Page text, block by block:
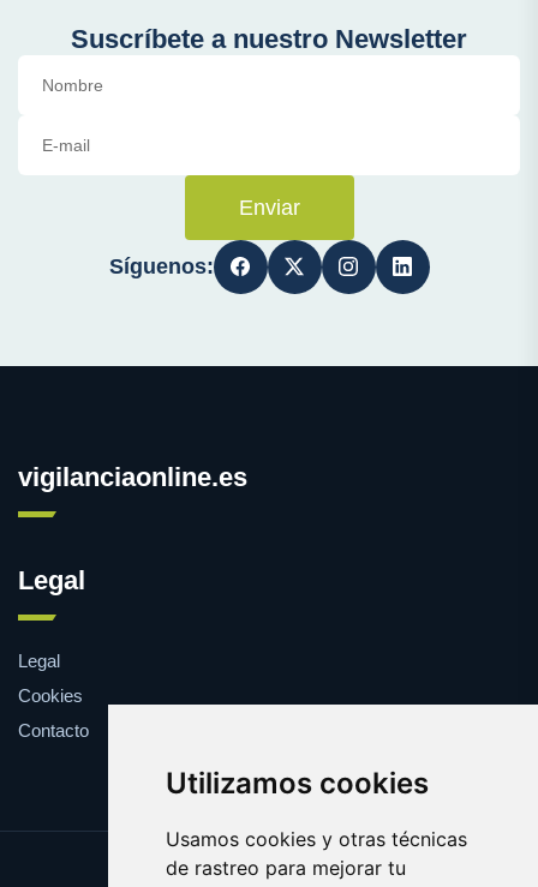
Utilizamos cookies
Usamos cookies y otras técnicas
de rastreo para mejorar tu
Suscríbete a nuestro Newsletter
Enviar
Síguenos:
vigilanciaonline.es
Legal
Legal
Cookies
Contacto
Update cookies preferences